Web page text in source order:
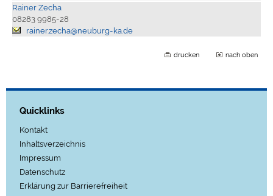
Rainer Zecha
08283 9985-28
rainer.zecha@neuburg-ka.de
drucken nach oben
Quicklinks
Kontakt
Inhaltsverzeichnis
Impressum
Datenschutz
Erklärung zur Barrierefreiheit